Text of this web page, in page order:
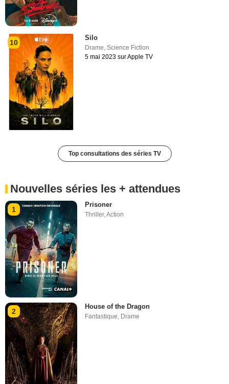
10
Silo
Drame,Science Fiction
5 mai 2023 sur Apple TV
Top consultations des séries TV
Nouvelles séries les + attendues
1
Prisoner
Thriller,Action
2
House of the Dragon
Fantastique Drame